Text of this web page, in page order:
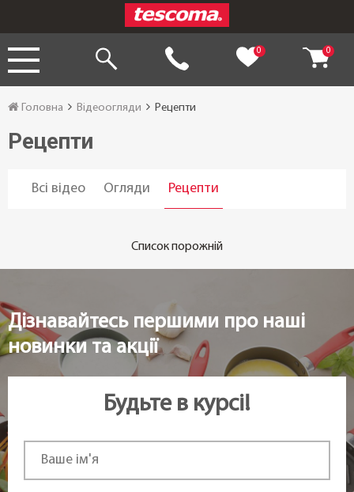
0 0
Головна Відеоогляди Рецепти
Рецепти
Всі відео Огляди Рецепти
Список порожній
Дізнавайтесь першими про наші
новинки та акції
Будьте в курсі!